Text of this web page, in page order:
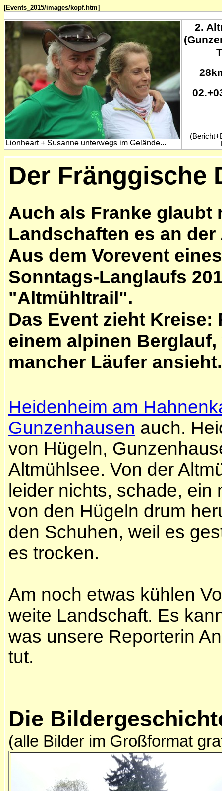
[Events_2015/images/kopf.htm]
Lionheart + Susanne unterwegs im Gelände...
2.
Der Fränggische
Auch als Franke glaubt
Landschaften es an
Aus dem Vorevent
Sonntags-Langlaufs
"Altmühltrail".
Das Event zieht
einem alpinen
mancher Läufer ansieht.
Heidenheim am
Gunzenhausen auch.
von Hügeln,
Altmühlsee. Von der
leider nichts, schade,
von den Hügeln drum
den Schuhen, weil es
es trocken.
Am noch etwas kühlen
weite Landschaft. Es
was unsere Reporterin
tut.
Die
(alle Bilder im Großformat